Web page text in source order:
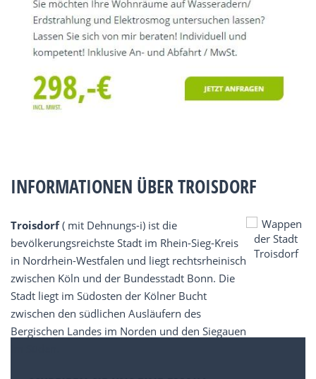
INFORMATIONEN ÜBER TROISDORF
Troisdorf( mit Dehnungs-i) ist die
bevölkerungsreichste Stadt im Rhein-Sieg-Kreis
in Nordrhein-Westfalen und liegt rechtsrheinisch
zwischen Köln und der Bundesstadt Bonn. Die
Stadt liegt im Südosten der Kölner Bucht
zwischen den südlichen Ausläufern des
Bergischen Landes im Norden und den Siegauen